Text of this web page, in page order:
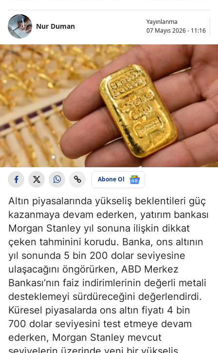
Nur Duman
Yayınlanma
07 Mayıs 2026 - 11:16
Abone Ol
Altın piyasalarında yükseliş beklentileri güç
kazanmaya devam ederken, yatırım bankası
Morgan Stanley yıl sonuna ilişkin dikkat
çeken tahminini korudu. Banka, ons altının
yıl sonunda 5 bin 200 dolar seviyesine
ulaşacağını öngörürken, ABD Merkez
Bankası’nın faiz indirimlerinin değerli metali
desteklemeyi sürdüreceğini değerlendirdi.
Küresel piyasalarda ons altın fiyatı 4 bin
700 dolar seviyesini test etmeye devam
ederken, Morgan Stanley mevcut